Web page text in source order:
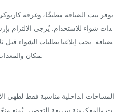
يوفر بيت الضيافة مطبخًا، وغرفة
دات شواء للاستخدام. يُرجى الالتزام
ضيافة. يجب إبلاغنا بطلبات الشواء قبل
المساحات الداخلية مناسبة فقط لطهي
ت والمعكرونة سريعة التحضير. يُمنع